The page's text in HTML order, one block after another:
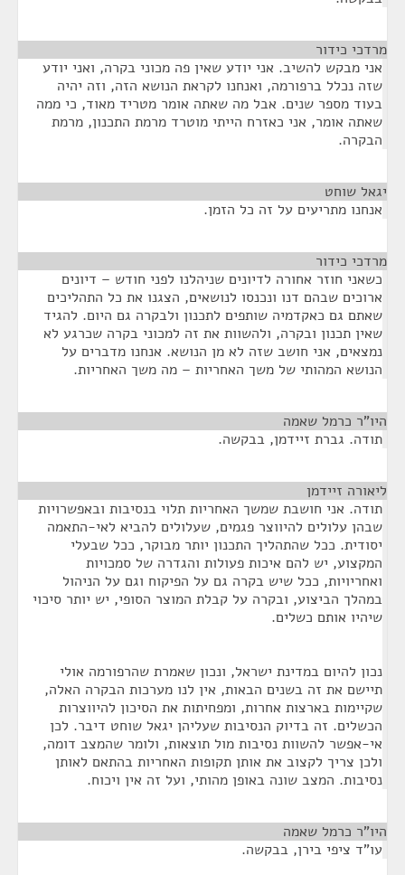
מרדכי כידור
אני מבקש להשיב. אני יודע שאין פה מכוני בקרה, ואני יודע
שזה נכלל ברפורמה, ואנחנו לקראת הנושא הזה, וזה יהיה
בעוד מספר שנים. אבל מה שאתה אומר מטריד מאוד, כי ממה
שאתה אומר, אני כאזרח הייתי מוטרד מרמת התכנון, מרמת
הבקרה.
יגאל שוחט
אנחנו מתריעים על זה כל הזמן.
מרדכי כידור
כשאני חוזר אחורה לדיונים שניהלנו לפני חודש – דיונים
ארוכים שבהם דנו ונכנסו לנושאים, הצגנו את כל התהליכים
שאתם גם כאקדמיה שותפים לתכנון ולבקרה גם היום. להגיד
שאין תכנון ובקרה, ולהשוות את זה למכוני בקרה שכרגע לא
נמצאים, אני חושב שזה לא מן הנושא. אנחנו מדברים על
הנושא המהותי של משך האחריות – מה משך האחריות.
היו"ר כרמל שאמה
תודה. גברת זיידמן, בבקשה.
ליאורה זיידמן
תודה. אני חושבת שמשך האחריות תלוי בנסיבות ובאפשרויות
שבהן עלולים להיווצר פגמים, שעלולים להביא לאי-התאמה
יסודית. ככל שהתהליך התכנון יותר מבוקר, ככל שבעלי
המקצוע, יש להם איכות פעולות והגדרה של סמכויות
ואחריויות, ככל שיש בקרה גם על הפיקוח וגם על הניהול
במהלך הביצוע, ובקרה על קבלת המוצר הסופי, יש יותר סיכוי
שיהיו אותם כשלים.
נכון להיום במדינת ישראל, ונכון שאמרת שהרפורמה אולי
תיישם את זה בשנים הבאות, אין לנו מערכות הבקרה האלה,
שקיימות בארצות אחרות, ומפחיתות את הסיכון להיווצרות
הכשלים. זה בדיוק הנסיבות שעליהן יגאל שוחט דיבר. לכן
אי-אפשר להשוות נסיבות מול תוצאות, ולומר שהמצב דומה,
ולכן צריך לקצוב את אותן תקופות האחריות בהתאם לאותן
נסיבות. המצב שונה באופן מהותי, ועל זה אין ויכוח.
היו"ר כרמל שאמה
עו"ד ציפי בירן, בבקשה.